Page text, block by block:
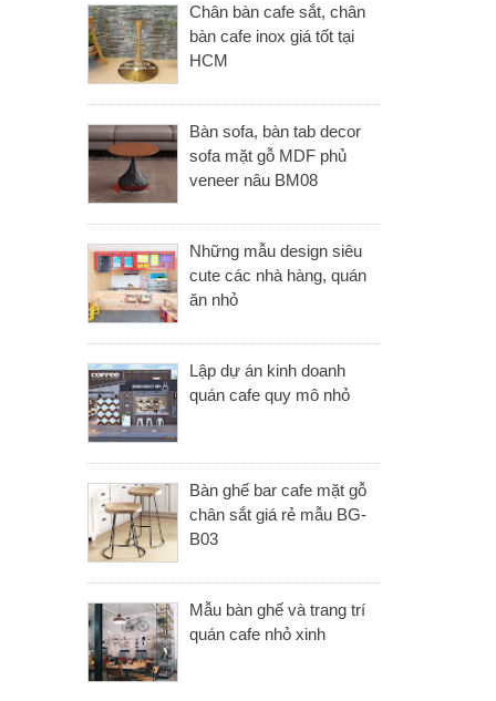
Chân bàn cafe sắt, chân
bàn cafe inox giá tốt tại
HCM
Bàn sofa, bàn tab decor
sofa mặt gỗ MDF phủ
veneer nâu BM08
Những mẫu design siêu
cute các nhà hàng, quán
ăn nhỏ
Lập dự án kinh doanh
quán cafe quy mô nhỏ
Bàn ghế bar cafe mặt gỗ
chân sắt giá rẻ mẫu BG-
B03
Mẫu bàn ghế và trang trí
quán cafe nhỏ xinh